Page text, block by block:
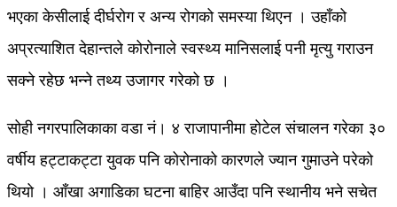
भएका केसीलाई दीर्घरोग र अन्य रोगको समस्या थिएन । उहाँको
अप्रत्याशित देहान्तले कोरोनाले स्वस्थ्य मानिसलाई पनी मृत्यु गराउन
सक्ने रहेछ भन्ने तथ्य उजागर गरेको छ ।
सोही नगरपालिकाका वडा नं। ४ राजापानीमा होटेल संचालन गरेका ३०
वर्षीय हट्टाकट्टा युवक पनि कोरोनाको कारणले ज्यान गुमाउने परेको
थियो । आँखा अगाडिका घटना बाहिर आउँदा पनि स्थानीय भने सचेत